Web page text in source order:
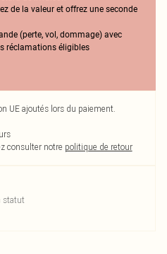
de la valeur et offrez une seconde
(perte, vol, dommage) avec
réclamations éligibles
UE ajoutés lors du paiement.
consulter notre politique de retour
statut